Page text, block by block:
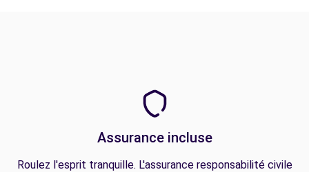
Assurance incluse
Roulez l'esprit tranquille. L'assurance responsabilité civile